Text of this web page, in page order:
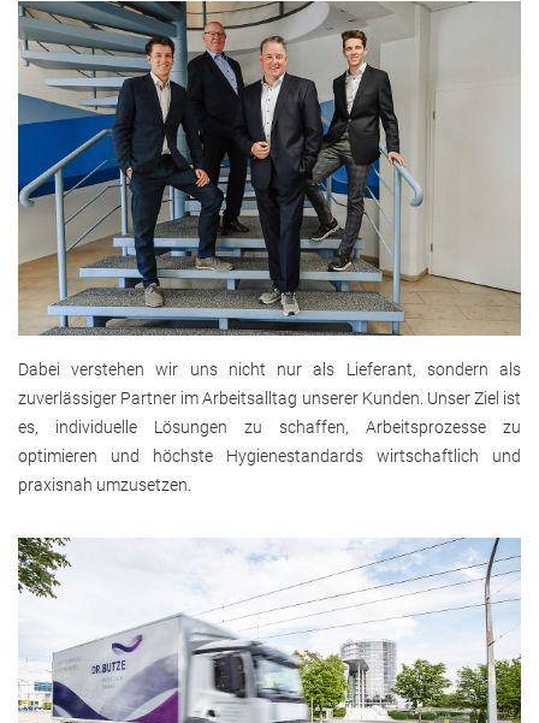
Dabei verstehen wir uns nicht nur als Lieferant, sondern als
zuverlässiger Partner im Arbeitsalltag unserer Kunden. Unser Ziel ist
es, individuelle Lösungen zu schaffen, Arbeitsprozesse zu
optimieren und höchste Hygienestandards wirtschaftlich und
praxisnah umzusetzen.